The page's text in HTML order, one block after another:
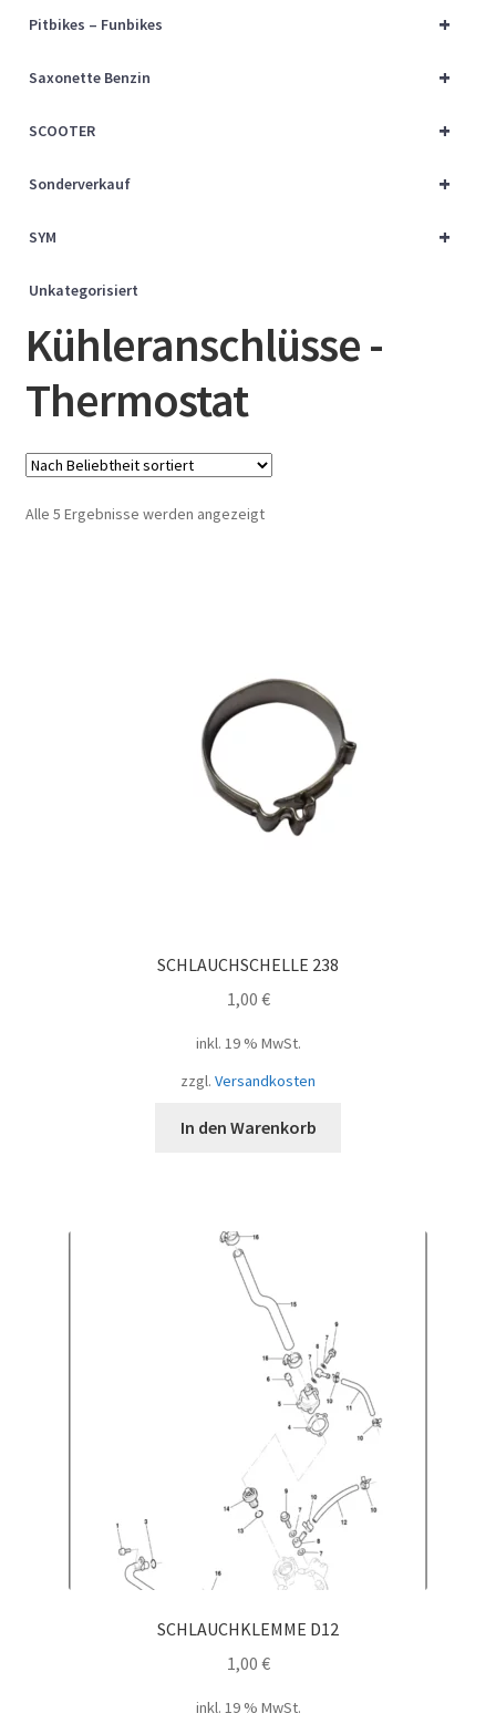
+
Pitbikes – Funbikes
+
Saxonette Benzin
+
SCOOTER
+
Sonderverkauf
+
SYM
Unkategorisiert
Kühleranschlüsse -
Thermostat
Alle 5 Ergebnisse werden angezeigtNach
SCHLAUCHSCHELLE 238
1,00 €
inkl. 19 % MwSt.
zzgl. Versandkosten
In den Warenkorb
SCHLAUCHKLEMME D12
1,00 €
inkl. 19 % MwSt.